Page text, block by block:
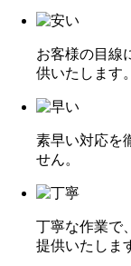
お客様の目線
供いたします。
素早い対応を
せん。
丁寧な作業で
提供いたしま